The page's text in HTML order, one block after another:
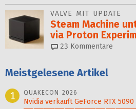
VALVE MIT UPDATE
Steam Machine
via Proton
23 Kommentare
Meistgelesene Artikel
1
QUAKECON 2026
Nvidia verkauft GeForce RTX 5090